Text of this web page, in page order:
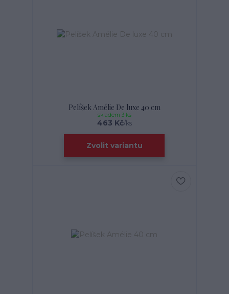
Pelíšek Amélie De luxe 40 cm
463 Kč/ks
skladem 3 ks
Zvolit variantu